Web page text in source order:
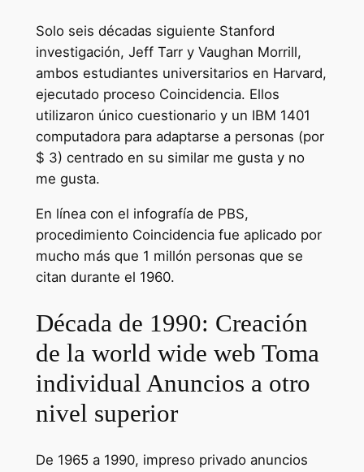
Solo seis décadas siguiente Stanford
investigación, Jeff Tarr y Vaughan Morrill,
ambos estudiantes universitarios en Harvard,
ejecutado proceso Coincidencia. Ellos
utilizaron único cuestionario y un IBM 1401
computadora para adaptarse a personas (por
$ 3) centrado en su similar me gusta y no
me gusta.
En línea con el infografía de PBS,
procedimiento Coincidencia fue aplicado por
mucho más que 1 millón personas que se
citan durante el 1960.
Década de 1990: Creación
de la world wide web Toma
individual Anuncios a otro
nivel superior
De 1965 a 1990, impreso privado anuncios